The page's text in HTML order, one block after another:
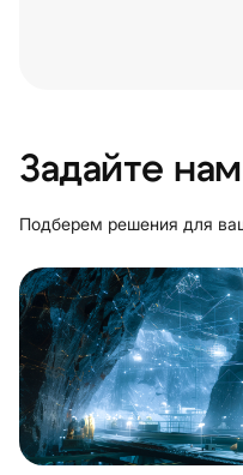
Задайте
Подберем решения для